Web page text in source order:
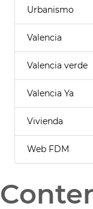
Urbanismo
Valencia
Valencia verde
Valencia Ya
Vivienda
Web FDM